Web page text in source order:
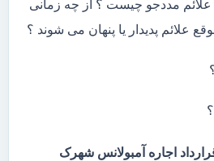
؟ علائم مددجو چیست ؟ از چه زمانی
علائم پدیدار یا پنهان می شوند ؟
اجاره آمبولانس شهرک